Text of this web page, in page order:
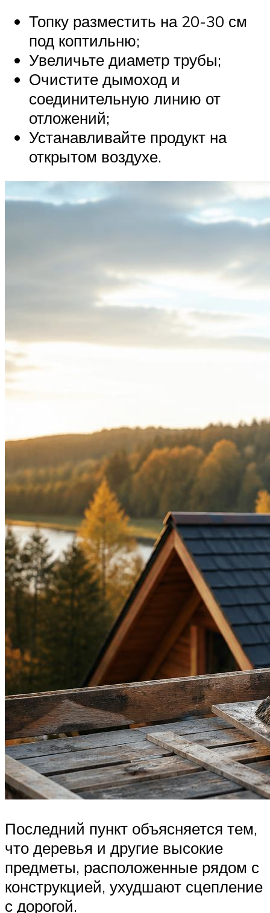
Топку разместить на 20-30 см
под коптильню;
Увеличьте диаметр трубы;
Очистите дымоход и
соединительную линию от
отложений;
Устанавливайте продукт на
открытом воздухе.
Последний пункт объясняется тем,
что деревья и другие высокие
предметы, расположенные рядом с
конструкцией, ухудшают сцепление
с дорогой.